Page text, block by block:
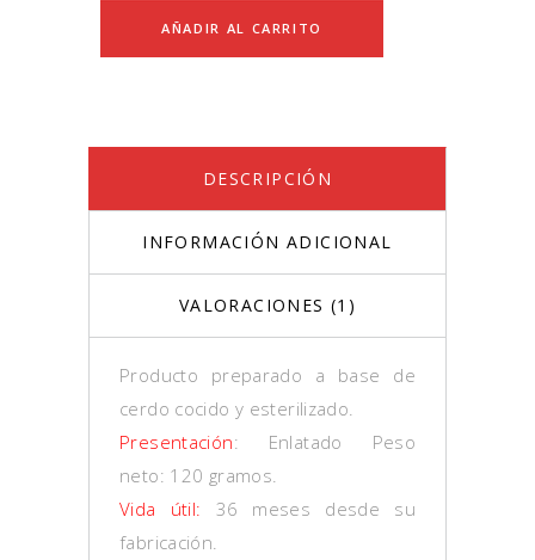
AÑADIR AL CARRITO
DESCRIPCIÓN
INFORMACIÓN ADICIONAL
VALORACIONES (1)
Producto preparado a base de
cerdo cocido y esterilizado.
Presentación: Enlatado Peso
neto: 120 gramos.
Vida útil: 36 meses desde su
fabricación.